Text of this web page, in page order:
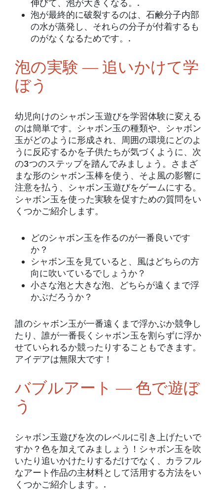
伸びて、泡が大きくなる。.
泡が最終的に破裂するのは、石鹸分子内部
の水が蒸発し、それらの分子が付着するも
のがなくなるためです。.
泡の実験 ― 追いかけて学
ぼう
幼児向けのシャボン玉遊びを学習体験に変える
のは簡単です。シャボン玉の種類や、シャボン
玉がどのように形成され、周囲の環境にどのよ
うに反応するかを子供たちが気づくように、次
の3つのステップを踏んでみましょう。さまざ
まな形のシャボン玉棒を使う、そよ風の影響に
注意を払う、シャボン玉遊びをゲームにする。
シャボン玉を使った実験を促すための質問をい
くつかご紹介します。
どのシャボン玉を作るのが一番良いです
か？
シャボン玉を見ていると、風はどちらの方
向に吹いているでしょうか？
小さな泡と大きな泡、どちらが遠くまで浮
かぶだろうか？
誰のシャボン玉が一番遠くまで浮かぶか競争し
たり、誰が一番長くシャボン玉を割らずに浮か
せていられるか競ったりすることもできます。
アイデアは無限大です！
バブルアート ― 色で遊ぼ
う
シャボン玉遊びを次のレベルに引き上げたいで
すか？色を加えてみましょう！シャボン玉を吹
いたり追いかけたりするだけでなく、カラフル
なアート作品の主材料として活用する方法をい
くつかご紹介します。.